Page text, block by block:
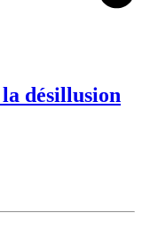
désillusion